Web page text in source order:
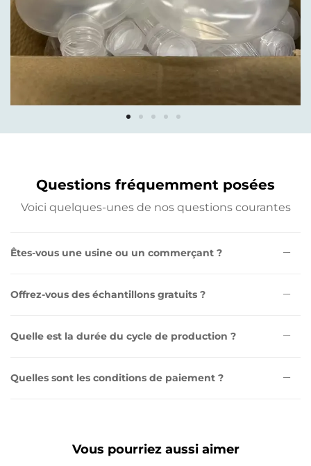
Questions fréquemment posées
Voici quelques-unes de nos questions courantes
Êtes-vous une usine ou un commerçant ?
Offrez-vous des échantillons gratuits ?
Quelle est la durée du cycle de production ?
Quelles sont les conditions de paiement ?
Vous pourriez aussi aimer